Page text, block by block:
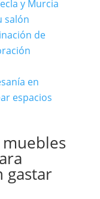
y Murcia
salón
de
en
espacios
muebles
gastar